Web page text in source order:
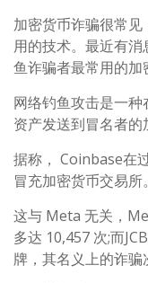
加密货币诈骗很常
用的技术。最近有
鱼诈骗者最常用的加
网络钓鱼攻击是一
资产发送到冒名者的
据称， Coinbase在
冒充加密货币交易所。
这与 Meta 无关，
多达 10,457 次;而
牌，其名义上的诈骗